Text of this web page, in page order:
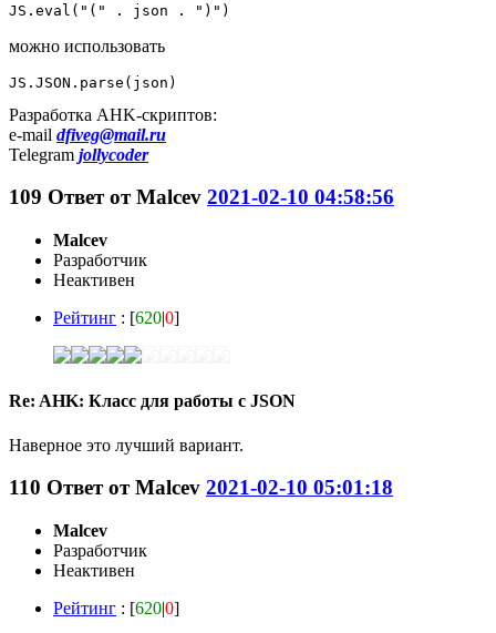
JS.eval("(" . json . ")")
можно использовать
JS.JSON.parse(json)
Разработка AHK-скриптов:
e-mail dfiveg@mail.ru
Telegram jollycoder
109 Ответ отMalcev 2021-02-10 04:58:56
Malcev
Разработчик
Неактивен
Рейтинг : [620|0]
Re: AHK: Класс для работы с JSON
Наверное это лучший вариант.
110 Ответ отMalcev 2021-02-10 05:01:18
Malcev
Разработчик
Неактивен
Рейтинг : [620|0]